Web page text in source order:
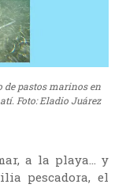
de pastos marinos en
Foto: Eladio Juárez
a la playa… y
pescadora, el